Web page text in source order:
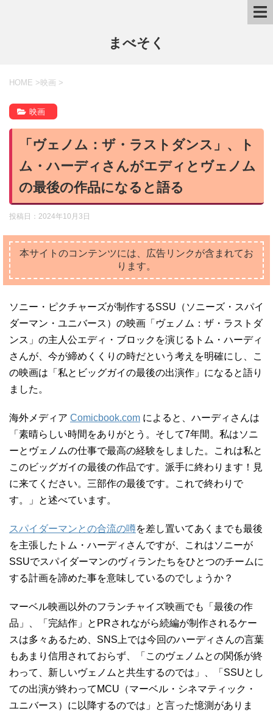
まべそく
HOME > 映画 >
映画
「ヴェノム：ザ・ラストダンス」、ト
ム・ハーディさんがエディとヴェノム
の最後の作品になると語る
投稿日： 2024年10月3日
本サイトのコンテンツには、広告リンクが含まれてお
ります。
ソニー・ピクチャーズが制作するSSU（ソニーズ・スパイ
ダーマン・ユニバース）の映画「ヴェノム：ザ・ラストダ
ンス」の主人公エディ・ブロックを演じるトム・ハーディ
さんが、今が締めくくりの時だという考えを明確にし、こ
の映画は「私とビッグガイの最後の出演作」になると語り
ました。
海外メディア Comicbook.com によると、ハーディさんは
「素晴らしい時間をありがとう。そして7年間。私はソニ
ーとヴェノムの仕事で最高の経験をしました。これは私と
このビッグガイの最後の作品です。派手に終わります！見
に来てください。三部作の最後です。これで終わりで
す。」と述べています。
スパイダーマンとの合流の噂を差し置いてあくまでも最後
を主張したトム・ハーディさんですが、これはソニーが
SSUでスパイダーマンのヴィランたちをひとつのチームに
する計画を諦めた事を意味しているのでしょうか？
マーベル映画以外のフランチャイズ映画でも「最後の作
品」、「完結作」とPRされながら続編が制作されるケー
スは多々あるため、SNS上では今回のハーディさんの言葉
もあまり信用されておらず、「このヴェノムとの関係が終
わって、新しいヴェノムと共生するのでは」、「SSUとし
ての出演が終わってMCU（マーベル・シネマティック・
ユニバース）に以降するのでは」と言った憶測がありま